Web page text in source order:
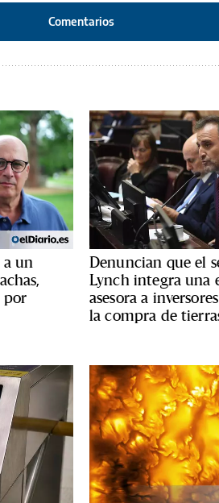
Comentarios
a un
por
Denuncian que el
Lynch integra una
asesora a
la compra de